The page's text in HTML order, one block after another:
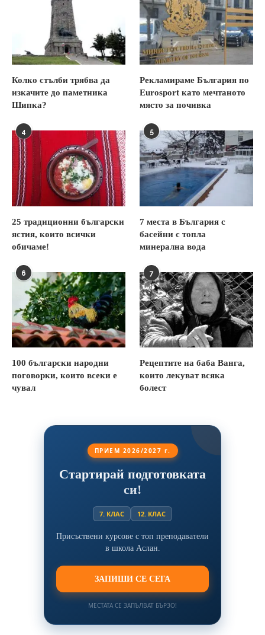
Колко стълби трябва да
изкачите до паметника
Шипка?
Рекламираме България по
Eurosport като мечтаното
място за почивка
4
25 традиционни български
ястия, които всички
обичаме!
5
7 места в България с
басейни с топла
минерална вода
6
100 български народни
поговорки, които всеки е
чувал
7
Рецептите на баба Ванга,
които лекуват всяка
болест
ПРИЕМ 2026/2027 г.
Стартирай подготовката
си!
7. КЛАС 12. КЛАС
Присъствени курсове с топ преподаватели
в школа Аслан.
ЗАПИШИ СЕ СЕГА
МЕСТАТА СЕ ЗАПЪЛВАТ БЪРЗО!